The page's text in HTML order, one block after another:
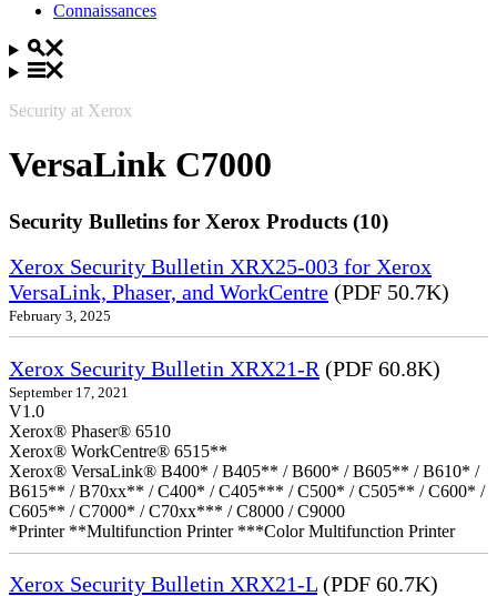
Connaissances
Security at Xerox
VersaLink C7000
Security Bulletins for Xerox Products (10)
Xerox Security Bulletin XRX25-003 for Xerox
VersaLink, Phaser, and WorkCentre (PDF 50.7K)
February 3, 2025
Xerox Security Bulletin XRX21-R (PDF 60.8K)
September 17, 2021
V1.0
Xerox® Phaser® 6510
Xerox® WorkCentre® 6515**
Xerox® VersaLink® B400* / B405** / B600* / B605** / B610* /
B615** / B70xx** / C400* / C405*** / C500* / C505** / C600* /
C605** / C7000* / C70xx*** / C8000 / C9000
*Printer **Multifunction Printer ***Color Multifunction Printer
Xerox Security Bulletin XRX21-L (PDF 60.7K)